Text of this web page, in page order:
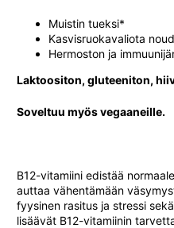
Muistin tueksi*
Kasvisruokavaliota
Hermoston ja
Laktoositon, gluteeniton,
Soveltuu myös vegaaneille.
B12-vitamiini edistää
auttaa vähentämään
fyysinen rasitus ja stressi
lisäävät B12-vitamiinin